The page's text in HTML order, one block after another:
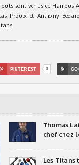
sont venus de Hampus
Proulx et Anthony
 PINTEREST 0 
Thomas
chef chez
Les Titans